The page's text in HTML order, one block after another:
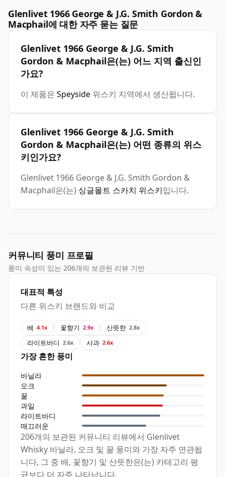
Glenlivet 1966 George & J.G. Smith Gordon &
Macphail에 대한 자주 묻는 질문
Glenlivet 1966 George & J.G. Smith
Gordon & Macphail은(는) 어느 지역 출신인
가요?
이 제품은 Speyside 위스키 지역에서 생산됩니다.
Glenlivet 1966 George & J.G. Smith
Gordon & Macphail은(는) 어떤 종류의 위스
키인가요?
Glenlivet 1966 George & J.G. Smith Gordon &
Macphail은(는) 싱글몰트 스카치 위스키입니다.
커뮤니티 풍미 프로필
풍미 속성이 있는 206개의 보관된 리뷰 기반
대표적 특성
다른 위스키 브랜드와 비교
배 4.1x 꽃향기 2.9x 산뜻한 2.8x
라이트바디 2.6x 사과 2.6x
가장 흔한 풍미
바닐라
오크
꿀
과일
라이트바디
매끄러운
206개의 보관된 커뮤니티 리뷰에서 Glenlivet
Whisky 바닐라, 오크 및 꿀 풍미와 가장 자주 연관됩
니다, 그 중 배, 꽃향기 및 산뜻한은(는) 카테고리 평
균보다 더 자주 나타납니다.